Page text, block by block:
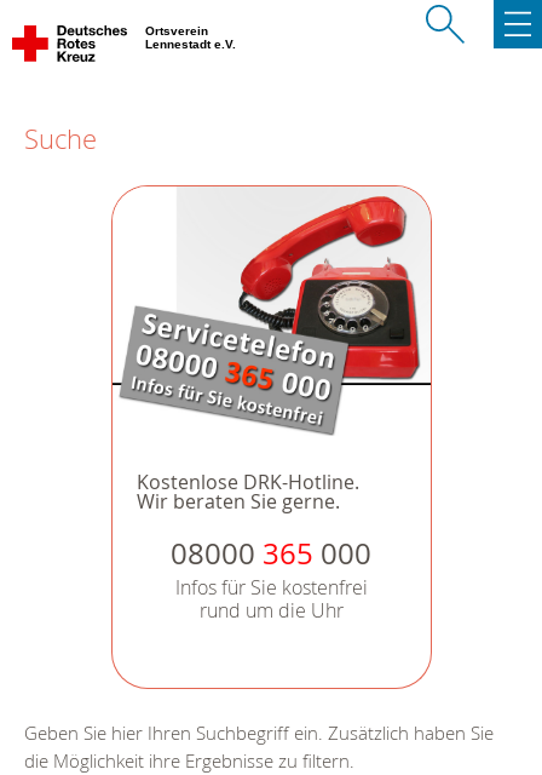
Ortsverein
Lennestadt e.V.
Suche
Kostenlose DRK-Hotline.
Wir beraten Sie gerne.
08000 365 000
Infos für Sie kostenfrei
rund um die Uhr
Geben Sie hier Ihren Suchbegriff ein. Zusätzlich haben Sie
die Möglichkeit ihre Ergebnisse zu filtern.